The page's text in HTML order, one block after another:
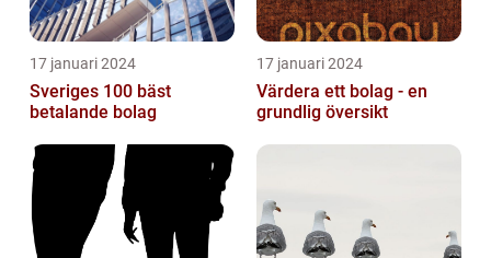
17 januari 2024
Sveriges 100 bäst
betalande bolag
17 januari 2024
Värdera ett bolag - en
grundlig översikt